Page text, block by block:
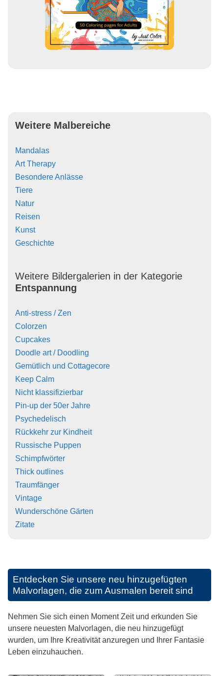
Weitere Malbereiche
Mandalas
Art Therapy
Besondere Anlässe
Tiere
Natur
Reisen
Kunst
Geschichte
Weitere Bildergalerien in der Kategorie
Entspannung
Anti-stress / Zen
Colorzen
Cupcakes
Doodle art / Doodling
Gemütlich und Cottagecore
Keep Calm
Nicht klassifizierbar
Pin-up der 50er Jahre
Psychedelisch
Rückkehr zur Kindheit
Russische Puppen
Schimpfwörter
Thick outlines
Traumfänger
Vintage
Wunderschöne Gärten
Zitate
Entdecken Sie unsere neu hinzugefügten
Malvorlagen, die zum Ausmalen bereit sind
Nehmen Sie sich einen Moment Zeit und erkunden Sie
unsere neuesten Malvorlagen, die neu hinzugefügt
wurden, um Ihre Kreativität anzuregen und Ihrer Fantasie
Leben einzuhauchen.